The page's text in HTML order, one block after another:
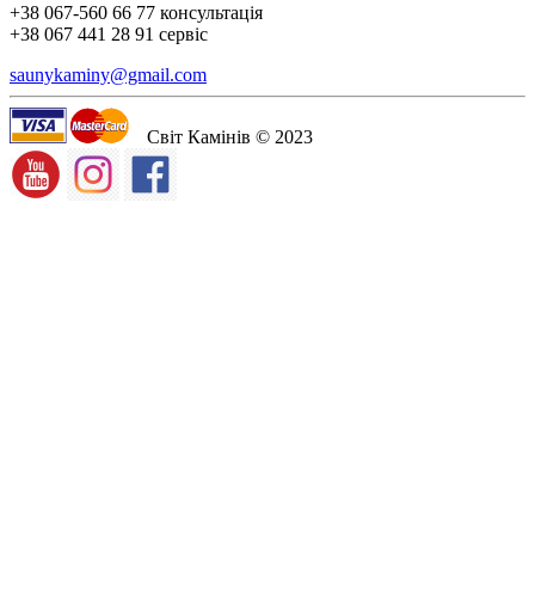
+38 067-560 66 77 консультація
+38 067 441 28 91 сервіс
saunykaminy@gmail.com
Світ Камінів © 2023